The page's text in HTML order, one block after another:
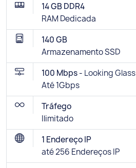
14 GB DDR4
RAM Dedicada
140 GB
Armazenamento SSD
100 Mbps - Looking Glass
Até 1Gbps
Tráfego
Ilimitado
1 Endereço IP
até 256 Endereços IP